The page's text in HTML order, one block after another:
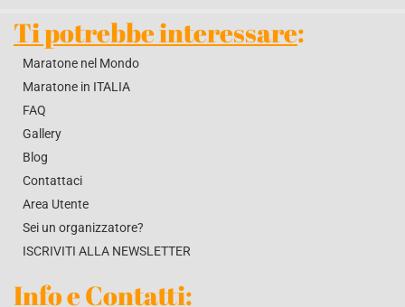
Ti potrebbe interessare:
Maratone nel Mondo
Maratone in ITALIA
FAQ
Gallery
Blog
Contattaci
Area Utente
Sei un organizzatore?
ISCRIVITI ALLA NEWSLETTER
Info e Contatti: